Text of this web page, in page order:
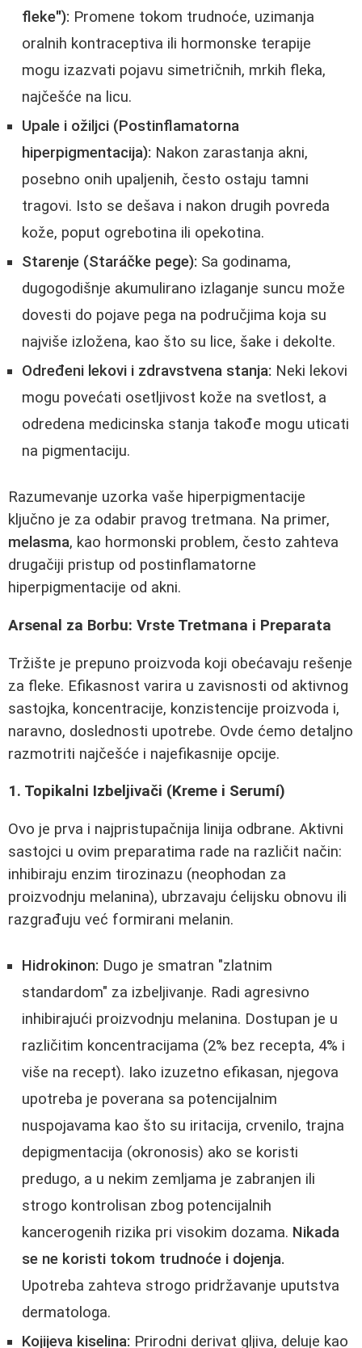
fleke"): Promene tokom trudnoće, uzimanja
oralnih kontraceptiva ili hormonske terapije
mogu izazvati pojavu simetričnih, mrkih fleka,
najčešće na licu.
Upale i ožiljci (Postinflamatorna
hiperpigmentacija): Nakon zarastanja akni,
posebno onih upaljenih, često ostaju tamni
tragovi. Isto se dešava i nakon drugih povreda
kože, poput ogrebotina ili opekotina.
Starenje (Staráčke pege): Sa godinama,
dugogodišnje akumulirano izlaganje suncu može
dovesti do pojave pega na područjima koja su
najviše izložena, kao što su lice, šake i dekolte.
Određeni lekovi i zdravstvena stanja: Neki lekovi
mogu povećati osetljivost kože na svetlost, a
odredena medicinska stanja takođe mogu uticati
na pigmentaciju.
Razumevanje uzorka vaše hiperpigmentacije
ključno je za odabir pravog tretmana. Na primer,
melasma, kao hormonski problem, često zahteva
drugačiji pristup od postinflamatorne
hiperpigmentacije od akni.
Arsenal za Borbu: Vrste Tretmana i Preparata
Tržište je prepuno proizvoda koji obećavaju rešenje
za fleke. Efikasnost varira u zavisnosti od aktivnog
sastojka, koncentracije, konzistencije proizvoda i,
naravno, doslednosti upotrebe. Ovde ćemo detaljno
razmotriti najčešće i najefikasnije opcije.
1. Topikalni Izbeljivači (Kreme i Serumí)
Ovo je prva i najpristupačnija linija odbrane. Aktivni
sastojci u ovim preparatima rade na različit način:
inhibiraju enzim tirozinazu (neophodan za
proizvodnju melanina), ubrzavaju ćelijsku obnovu ili
razgrađuju već formirani melanin.
Hidrokinon: Dugo je smatran "zlatnim
standardom" za izbeljivanje. Radi agresivno
inhibirajući proizvodnju melanina. Dostupan je u
različitim koncentracijama (2% bez recepta, 4% i
više na recept). Iako izuzetno efikasan, njegova
upotreba je poverana sa potencijalnim
nuspojavama kao što su iritacija, crvenilo, trajna
depigmentacija (okronosis) ako se koristi
predugo, a u nekim zemljama je zabranjen ili
strogo kontrolisan zbog potencijalnih
kancerogenih rizika pri visokim dozama. Nikada
se ne koristi tokom trudnoće i dojenja.
Upotreba zahteva strogo pridržavanje uputstva
dermatologa.
Kojijeva kiselina: Prirodni derivat gljiva, deluje kao